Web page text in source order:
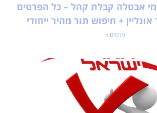
אבטלה קבלת קהל – כל הפרטים
+ חיפוש תור מהיר ייחודי
פרטים »